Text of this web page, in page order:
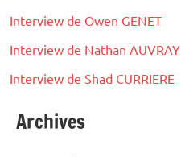
Interview de Owen GENET
Interview de Nathan AUVRAY
Interview de Shad CURRIERE
Archives